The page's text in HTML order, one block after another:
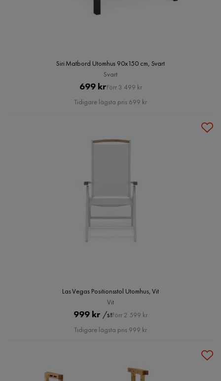
Siri Matbord Utomhus 90x150 cm, Svart
Svart
Pris
699 kr Original
Pris
Förr 3 499 kr
Tidigare lägsta pris 699 kr
Las Vegas Positionsstol Utomhus, Vit
Vit
Pris
999 kr /stOriginal
Pris
Förr 2 599 kr
Tidigare lägsta pris 999 kr